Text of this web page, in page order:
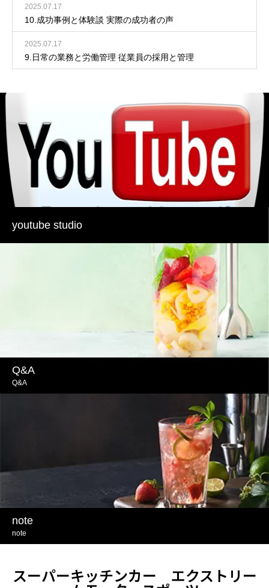
2025.07.17
10.成功事例と体験談 実際の成功者の声
2025.07.17
9.日常の業務と労働管理 従業員の採用と管理
youtube studio
Q&A
Q&A
note
note
スーパーキッチンカー エクストリー